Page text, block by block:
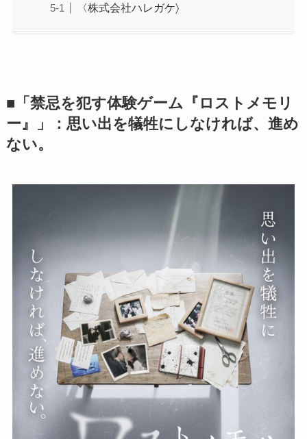
〈株式会社ハレガケ〉
■「禁忌を犯す体験ゲーム『ロストメモリ
ー』」：思い出を犠牲にしなければ、進め
ない。